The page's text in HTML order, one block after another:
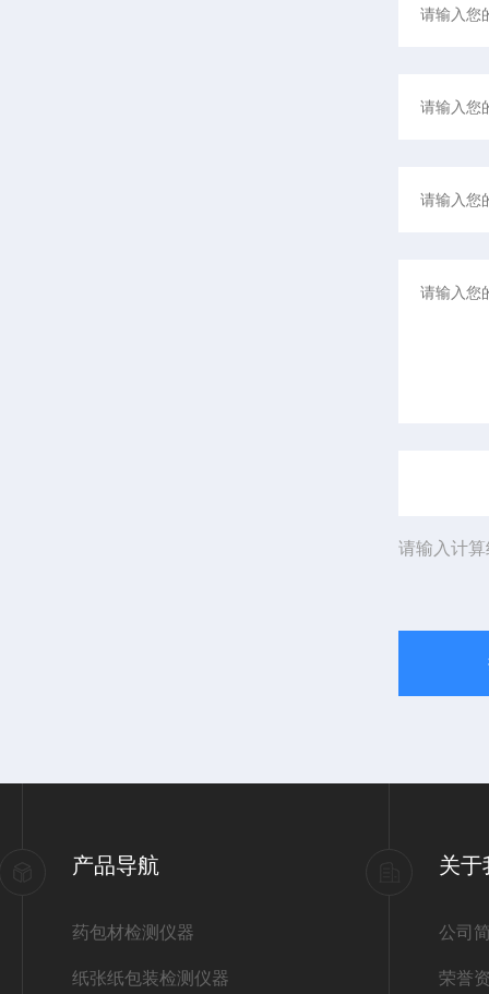
请输入计
产品导航
药包材检测仪器
纸张纸包装检测仪器
关于
公司
荣誉